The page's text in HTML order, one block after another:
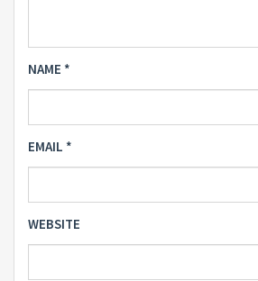
NAME *
EMAIL *
WEBSITE